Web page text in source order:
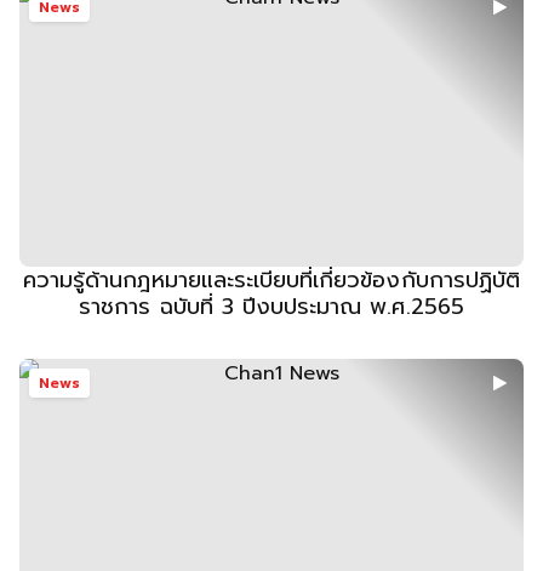
News
ความรู้ด้านกฎหมายและระเบียบที่เกี่ยวข้องกับการปฏิบัติ
ราชการ ฉบับที่ 3 ปีงบประมาณ พ.ศ.2565
News